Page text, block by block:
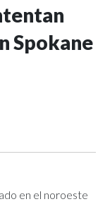
Spokane
en el noroeste